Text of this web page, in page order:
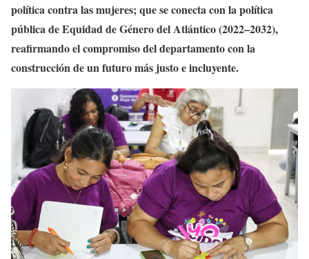
política contra las mujeres; que se conecta con la política
pública de Equidad de Género del Atlántico (2022–2032),
reafirmando el compromiso del departamento con la
construcción de un futuro más justo e incluyente.